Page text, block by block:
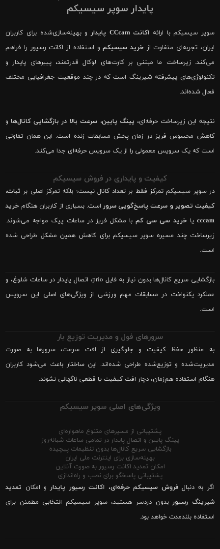
پایدار سوپر سیسیکم
سوپر سیسیکم با ارائه اکانت CCcam پایدار
و بهینه‌سازی‌شده برای کاربران
ایران، تجربه‌ای متفاوت از خرید سیسیکمو استفاده از اکانت رسیور را فراهم
می‌کند. زیرساخت ما مبتنی بر کارت‌های لوکال قدرتمند، پییرهای پایدار و
تکنولوژی‌های پیشرفته شیرینگ است که در چند موقعیت جغرافیایی مختلف
فعال شده‌اند.
نتیجه این زیرساخت حرفه‌ای، پینگ پایین، سرعت بالا در بازگشایی کانال‌هاو
کاهش محسوس فریز در زمان پخش مسابقات زنده است. این همان تفاوتی
است که یک سرویس معمولی را از یک سرویس حرفه‌ای جدا می‌کند.
کیفیت و پایداری در فروش سیسیکم
در سوپر سیسیکم تمرکز فقط بر تعداد کانال نیست؛ بلکه تمرکز اصلی بر ثبات،
کیفیت تصویر و سرعت پاسخ‌گویی سروراست. بسیاری از کاربران هنگام خرید
cccam یا خرید سی سی کمبا مشکل فریز در ساعات پیک مواجه می‌شوند.
زیرساخت چند مسیره سوپر سیسیکم برای کاهش همین مشکل طراحی شده
است.
بازگشایی سریع کانال‌ها بدون نیاز به فایل prio، اتصال پایدار در ساعات شلوغ، و
عملکرد یکنواخت در مسابقات مهم ورزشی از ویژگی‌های اصلی این سرویس
است.
سرورهای فول و مدیریت توزیع بار
به منظور حفظ کیفیت و جلوگیری از افت سرعت، سرورها به صورت
مدیریت‌شده و توزیع‌شده طراحی شده‌اند. این ساختار باعث می‌شود کاربران
هنگام استفاده هم‌زمان، دچار افت کیفیت یا قطعی ناگهانی نشوند.
ویژگی‌های اصلی سوپر سیسیکم
پشتیبانی از مسیرهای متنوع ماهواره‌ای
پینگ پایین و اتصال پایدار در تمامی ساعات شبانه‌روز
بازگشایی سریع کانال‌ها بدون تنظیمات پیچیده
بهینه‌سازی برای اینترنت ملی ایران
امکان تمدید اکانت رسیور به صورت آنلاین
پشتیبانی پاسخگو برای نصب و راه‌اندازی
اگر به دنبالفروش سیسیکم حرفه‌ای، اکانت رسیور پایدارو امکان تمدید
شیرینگ رسیوربدون دردسر هستید، سوپر سیسیکم انتخابی مطمئن برای
استفاده بلندمدت خواهد بود.